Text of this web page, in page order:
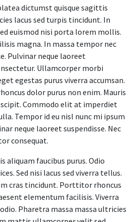
dictumst quisque sagittis
lacus sed turpis tincidunt. In
euismod nisi porta lorem mollis.
magna. In massa tempor nec
Pulvinar neque laoreet
Ullamcorper morbi
egestas purus viverra accumsan.
dolor purus non enim. Mauris
Commodo elit at imperdiet
Tempor id eu nisl nunc mi ipsum
neque laoreet suspendisse. Nec
consequat.
faucibus purus. Odio
Sed nisi lacus sed viverra tellus.
cras tincidunt. Porttitor rhoncus
elementum facilisis. Viverra
Pharetra massa massa ultricies